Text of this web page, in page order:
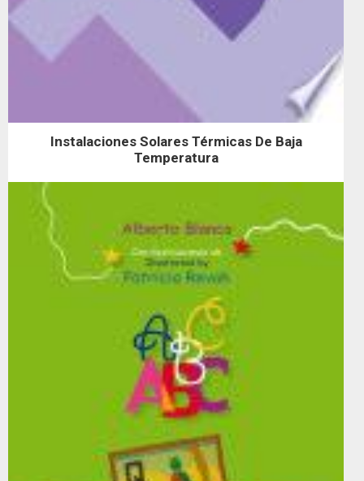
Instalaciones Solares Térmicas De Baja
Temperatura